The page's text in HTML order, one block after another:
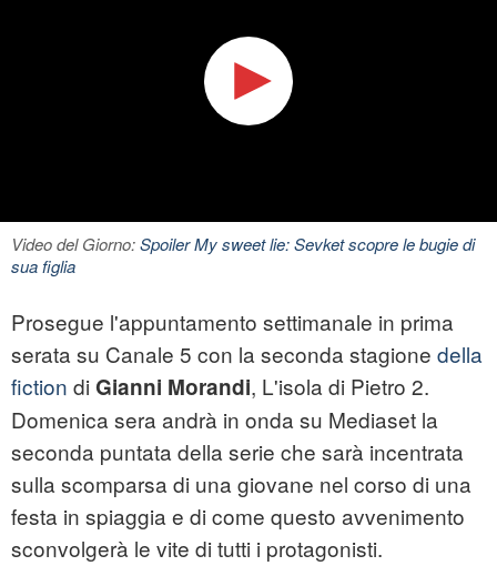
Video del Giorno:Spoiler My sweet lie: Sevket scopre le bugie di
sua figlia
Prosegue l'appuntamento settimanale in prima
serata su Canale 5 con la seconda stagione della
fiction di Gianni Morandi, L'isola di Pietro 2.
Domenica sera andrà in onda su Mediaset la
seconda puntata della serie che sarà incentrata
sulla scomparsa di una giovane nel corso di una
festa in spiaggia e di come questo avvenimento
sconvolgerà le vite di tutti i protagonisti.